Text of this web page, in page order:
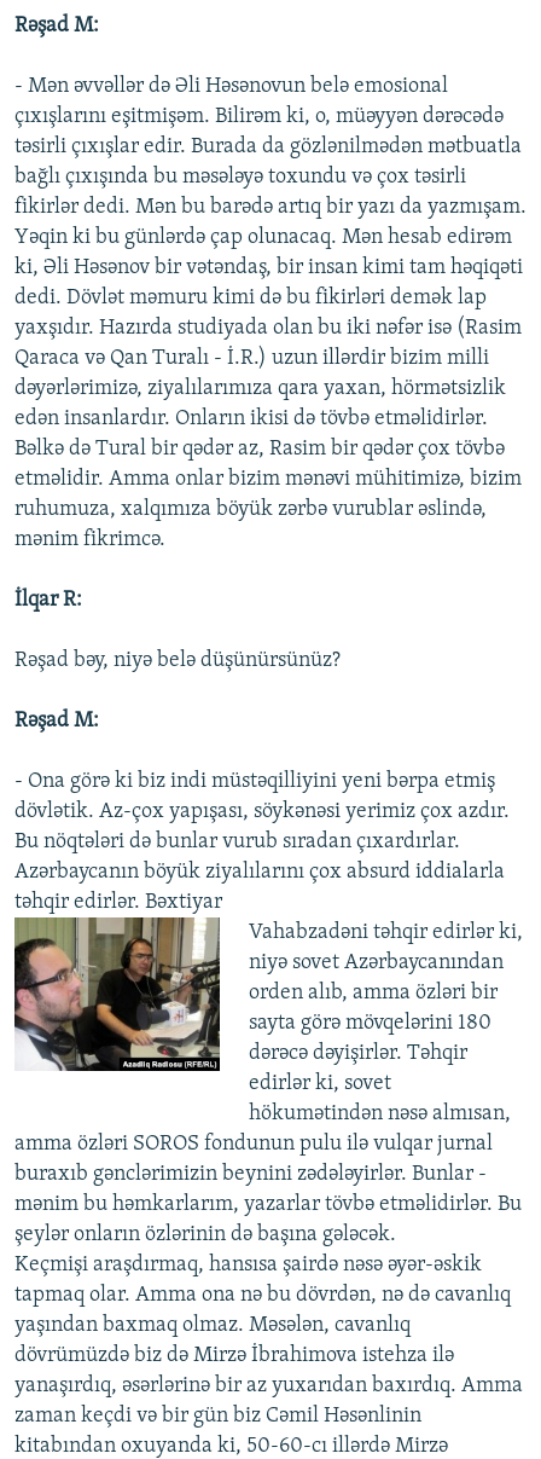
Rəşad M:
- Mən əvvəllər də Əli Həsənovun belə emosional
çıxışlarını eşitmişəm. Bilirəm ki, o, müəyyən dərəcədə
təsirli çıxışlar edir. Burada da gözlənilmədən mətbuatla
bağlı çıxışında bu məsələyə toxundu və çox təsirli
fikirlər dedi. Mən bu barədə artıq bir yazı da yazmışam.
Yəqin ki bu günlərdə çap olunacaq. Mən hesab edirəm
ki, Əli Həsənov bir vətəndaş, bir insan kimi tam həqiqəti
dedi. Dövlət məmuru kimi də bu fikirləri demək lap
yaxşıdır. Hazırda studiyada olan bu iki nəfər isə (Rasim
Qaraca və Qan Turalı - İ.R.) uzun illərdir bizim milli
dəyərlərimizə, ziyalılarımıza qara yaxan, hörmətsizlik
edən insanlardır. Onların ikisi də tövbə etməlidirlər.
Bəlkə də Tural bir qədər az, Rasim bir qədər çox tövbə
etməlidir. Amma onlar bizim mənəvi mühitimizə, bizim
ruhumuza, xalqımıza böyük zərbə vurublar əslində,
mənim fikrimcə.
İlqar R:
Rəşad bəy, niyə belə düşünürsünüz?
Rəşad M:
- Ona görə ki biz indi müstəqilliyini yeni bərpa etmiş
dövlətik. Az-çox yapışası, söykənəsi yerimiz çox azdır.
Bu nöqtələri də bunlar vurub sıradan çıxardırlar.
Azərbaycanın böyük ziyalılarını çox absurd iddialarla
təhqir edirlər. Bəxtiyar
Vahabzadəni təhqir edirlər ki,
niyə sovet Azərbaycanından
orden alıb, amma özləri bir
sayta görə mövqelərini 180
dərəcə dəyişirlər. Təhqir
edirlər ki, sovet
hökumətindən nəsə almısan,
amma özləri SOROS fondunun pulu ilə vulqar jurnal
buraxıb gənclərimizin beynini zədələyirlər. Bunlar -
mənim bu həmkarlarım, yazarlar tövbə etməlidirlər. Bu
şeylər onların özlərinin də başına gələcək.
Keçmişi araşdırmaq, hansısa şairdə nəsə əyər-əskik
tapmaq olar. Amma ona nə bu dövrdən, nə də cavanlıq
yaşından baxmaq olmaz. Məsələn, cavanlıq
dövrümüzdə biz də Mirzə İbrahimova istehza ilə
yanaşırdıq, əsərlərinə bir az yuxarıdan baxırdıq. Amma
zaman keçdi və bir gün biz Cəmil Həsənlinin
kitabından oxuyanda ki, 50-60-cı illərdə Mirzə